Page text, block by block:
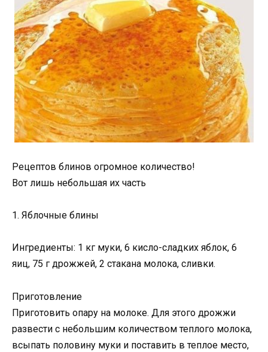
Рецептов блинов огромное количество!
Вот лишь небольшая их часть
1. Яблочные блины
Ингредиенты: 1 кг муки, 6 кисло-сладких яблок, 6
яиц, 75 г дрожжей, 2 стакана молока, сливки.
Приготовление
Приготовить опару на молоке. Для этого дрожжи
развести с небольшим количеством теплого молока,
всыпать половину муки и поставить в теплое место,